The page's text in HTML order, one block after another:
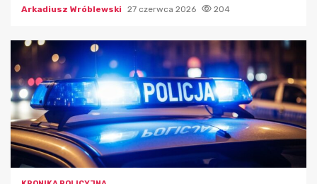
Arkadiusz Wróblewski 27 czerwca 2026 204